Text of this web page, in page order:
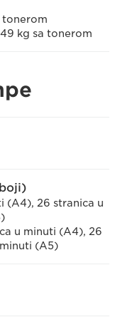
tonerom
kg sa tonerom
(A4), 26 stranica u
u minuti (A4), 26
(A5)